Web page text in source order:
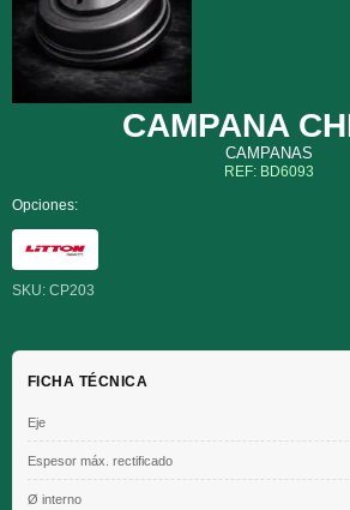
CAMPANA
CAMPANAS
REF: BD6093
Opciones:
SKU: CP203
FICHA TÉCNICA
Eje
Espesor máx. rectificado
Ø interno